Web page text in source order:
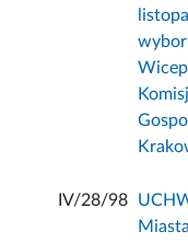
IV/28/98